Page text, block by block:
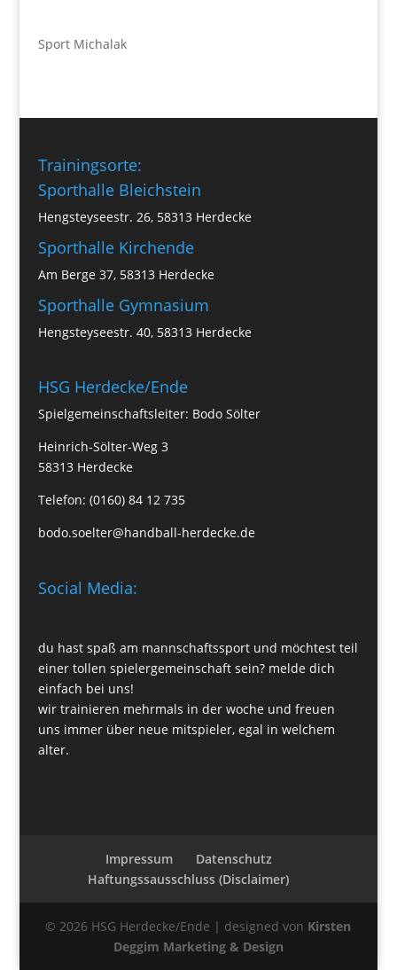
Sport Michalak
Trainingsorte:
Sporthalle Bleichstein
Hengsteyseestr. 26, 58313 Herdecke
Sporthalle Kirchende
Am Berge 37, 58313 Herdecke
Sporthalle Gymnasium
Hengsteyseestr. 40, 58313 Herdecke
HSG Herdecke/Ende
Spielgemeinschaftsleiter: Bodo Sölter
Heinrich-Sölter-Weg 3
58313 Herdecke
Telefon: (0160) 84 12 735
bodo.soelter@handball-herdecke.de
Social Media:
du hast spaß am mannschaftssport und möchtest teil
einer tollen spielergemeinschaft sein? melde dich
einfach bei uns!
wir trainieren mehrmals in der woche und freuen
uns immer über neue mitspieler, egal in welchem
alter.
Impressum
Datenschutz
Haftungssausschluss (Disclaimer)
© 2026 HSG Herdecke/Ende | designed von Kirsten
Deggim Marketing & Design